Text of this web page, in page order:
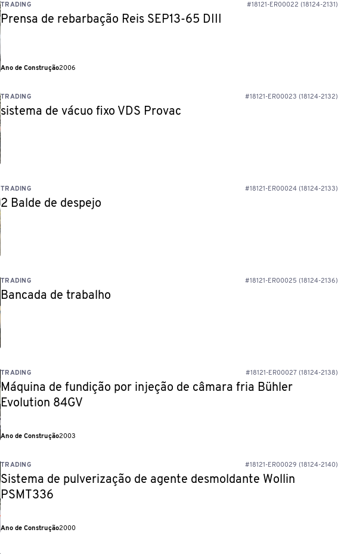
TRADING #18121-ER00022 (18124-2131)
Prensa de rebarbação Reis SEP13-65 DIII
Ano de Construção2006
TRADING #18121-ER00023 (18124-2132)
sistema de vácuo fixo VDS Provac
TRADING #18121-ER00024 (18124-2133)
2 Balde de despejo
TRADING #18121-ER00025 (18124-2136)
Bancada de trabalho
TRADING #18121-ER00027 (18124-2138)
Máquina de fundição por injeção de câmara fria Bühler
Evolution 84GV
Ano de Construção2003
TRADING #18121-ER00029 (18124-2140)
Sistema de pulverização de agente desmoldante Wollin
PSMT336
Ano de Construção2000